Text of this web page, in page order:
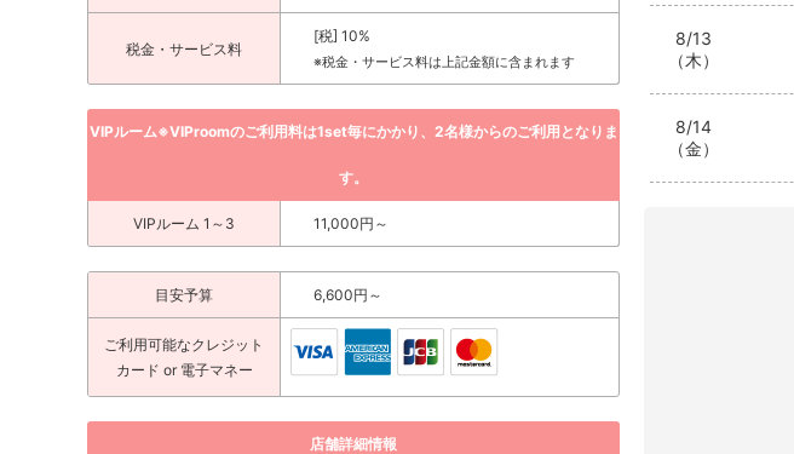
8/13
（木）
8/14
（金）
税金・サービス料
[税] 10%
※税金・サービス料は上記金額に含まれます
VIPルーム※VIProomのご利用料は1set毎にかかり、2名様からのご利用となりま
す。
VIPルーム 1～3 11,000円～
目安予算 6,600円～
ご利用可能なクレジット
カード or 電子マネー
店舗詳細情報